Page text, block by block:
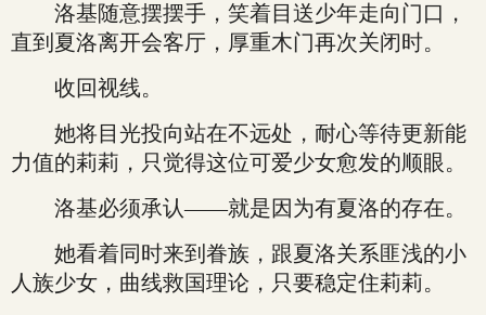
洛基随意摆摆手，笑着目送少年走向门口，
直到夏洛离开会客厅，厚重木门再次关闭时。
收回视线。
她将目光投向站在不远处，耐心等待更新能
力值的莉莉，只觉得这位可爱少女愈发的顺眼。
洛基必须承认——就是因为有夏洛的存在。
她看着同时来到眷族，跟夏洛关系匪浅的小
人族少女，曲线救国理论，只要稳定住莉莉。